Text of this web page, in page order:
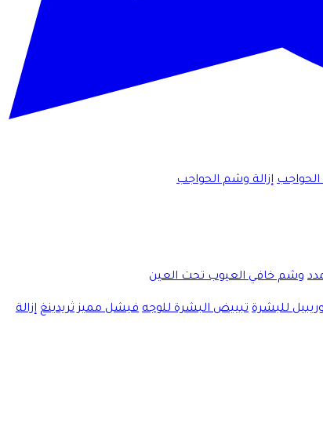
إزالة وشم الحواجب
وشم خافي العيوب تحت العين
للبشرة تبييض البشرة للوجه فيشل مميز ثريدينغ إزالة